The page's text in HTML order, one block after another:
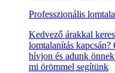
Professzionális
Kedvező árakkal
lomtalanítás
hívjon és adunk
mi örömmel segítünk